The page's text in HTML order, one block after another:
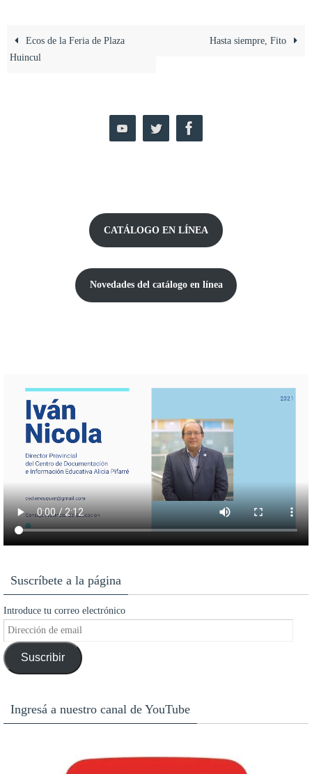
Ecos de la Feria de Plaza
Huincul
Hasta siempre, Fito
CATÁLOGO EN LÍNEA
Novedades del catálogo en línea
Suscríbete a la página
Introduce tu correo electrónico
Dirección
de
emailSuscribir
Ingresá a nuestro canal de YouTube